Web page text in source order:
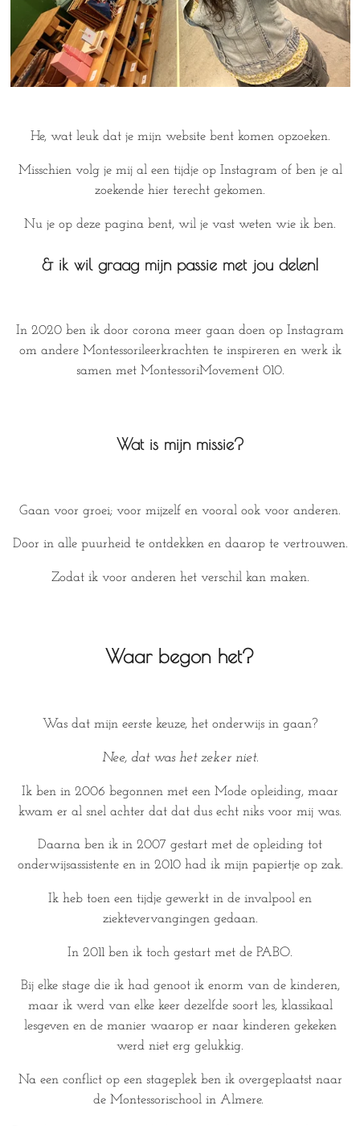
He, wat leuk dat je mijn website bent komen opzoeken.
Misschien volg je mij al een tijdje op Instagram of ben je al
zoekende hier terecht gekomen.
Nu je op deze pagina bent, wil je vast weten wie ik ben.
& ik wil graag mijn passie met jou delen!
In 2020 ben ik door corona meer gaan doen op Instagram
om andere Montessorileerkrachten te inspireren en werk ik
samen met MontessoriMovement 010.
Wat is mijn missie?
Gaan voor groei; voor mijzelf en vooral ook voor anderen.
Door in alle puurheid te ontdekken en daarop te vertrouwen.
Zodat ik voor anderen het verschil kan maken.
Waar begon het?
Was dat mijn eerste keuze, het onderwijs in gaan?
Nee, dat was het zeker niet.
Ik ben in 2006 begonnen met een Mode opleiding, maar
kwam er al snel achter dat dat dus echt niks voor mij was.
Daarna ben ik in 2007 gestart met de opleiding tot
onderwijsassistente en in 2010 had ik mijn papiertje op zak.
Ik heb toen een tijdje gewerkt in de invalpool en
ziektevervangingen gedaan.
In 2011 ben ik toch gestart met de PABO.
Bij elke stage die ik had genoot ik enorm van de kinderen,
maar ik werd van elke keer dezelfde soort les, klassikaal
lesgeven en de manier waarop er naar kinderen gekeken
werd niet erg gelukkig.
Na een conflict op een stageplek ben ik overgeplaatst naar
de Montessorischool in Almere.